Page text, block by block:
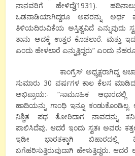
ನಾನವರಿಗೆ ಹೇಳಿದ್ದೆ(1931).
ಒಡನಾಡಿಯಾಗಿದ್ದರೂ ಅವರನ್ನು ಅರ್ಥ
ತಿಳಿಯದಿರುವಿಕೆಯ ಅಸ್ತಿತ್ವವಿದೆ ಎನ್ನುವುದು
ತಾನು ಅದಕ್ಕೆ ಉತ್ತರ ಕೊಡಲಾರೆ. ಮತ್ತು
ಎಂದು ಹೇಳಲಾರೆ ಎನ್ನುತ್ತಿದ್ದರು” ಎಂದು
ಕಾಂಗ್ರೆಸ್ ಅಧ್ಯಕ್ಷರಾಗಿದ್ದ
ಸುಮಾರು 30 ವರ್ಷಗಳ ಕಾಲ ಕೆಲಸ
ಅಭಿಪ್ರಾಯ:- “ಸಾಮೂಹಿಕ ಆಧಾರದಲ್ಲಿ
ಹಾದಿಯನ್ನು ಗಾಂಧಿ ಇನ್ನೂ
ನಿಶ್ಚಿತ ಪಥ ತೋರಿದಾಗ ನಾವದನ್ನು
ಪಾಲಿಸಿದೆವು. ಆದರೆ ಇಂದು ಸ್ವತಃ ಅವರು
ಇಡೀ ಭಾರತಕ್ಕಾಗಿ ಬಿಹಾರದಲ್ಲಿ
ಬಗೆಹರಿಸುತ್ತಿರುವುದಾಗಿ ಹೇಳುತ್ತಿದ್ದರು.